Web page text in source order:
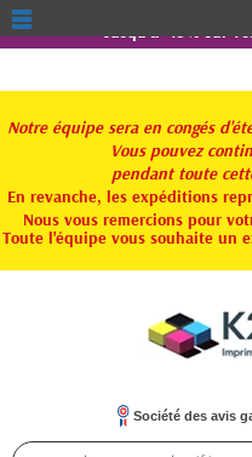
Jusqu'à -15% sur
Notre équipe sera en congés
Vous pouvez
pendant toute
En revanche, les expéditions
Nous vous remercions pour
Toute l'équipe vous souhaite un
Société des avis